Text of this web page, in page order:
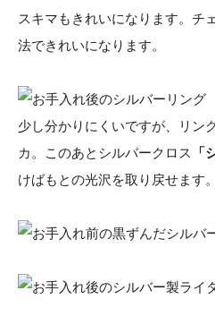
スキマもきれいになります。チ
法できれいになります。
少し分かりにくいですが、リン
カ。このあとシルバークロス
「
けばもとの光沢を取り戻せます。